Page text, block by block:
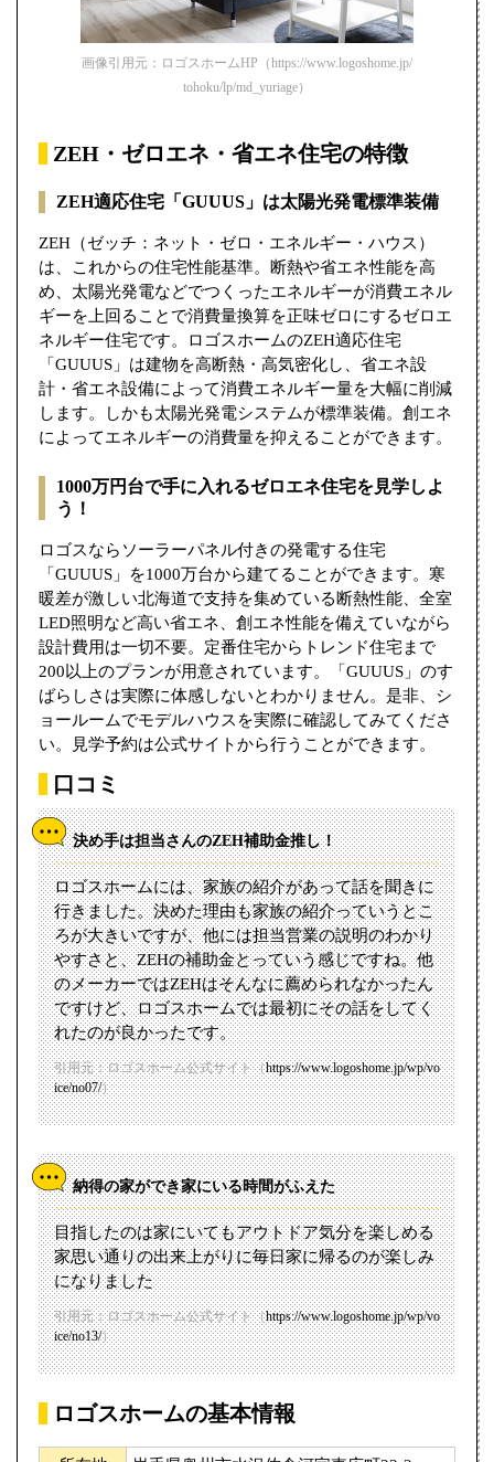
画像引用元：ロゴスホームHP（https://www.logoshome.jp/
tohoku/lp/md_yuriage）
ZEH・ゼロエネ・省エネ住宅の特徴
ZEH適応住宅「GUUUS」は太陽光発電標準装備
ZEH（ゼッチ：ネット・ゼロ・エネルギー・ハウス）
は、これからの住宅性能基準。断熱や省エネ性能を高
め、太陽光発電などでつくったエネルギーが消費エネル
ギーを上回ることで消費量換算を正味ゼロにするゼロエ
ネルギー住宅です。ロゴスホームのZEH適応住宅
「GUUUS」は建物を高断熱・高気密化し、省エネ設
計・省エネ設備によって消費エネルギー量を大幅に削減
します。しかも太陽光発電システムが標準装備。創エネ
によってエネルギーの消費量を抑えることができます。
1000万円台で手に入れるゼロエネ住宅を見学しよ
う！
ロゴスならソーラーパネル付きの発電する住宅
「GUUUS」を1000万台から建てることができます。寒
暖差が激しい北海道で支持を集めている断熱性能、全室
LED照明など高い省エネ、創エネ性能を備えていながら
設計費用は一切不要。定番住宅からトレンド住宅まで
200以上のプランが用意されています。「GUUUS」のす
ばらしさは実際に体感しないとわかりません。是非、シ
ョールームでモデルハウスを実際に確認してみてくださ
い。見学予約は公式サイトから行うことができます。
口コミ
決め手は担当さんのZEH補助金推し！
ロゴスホームには、家族の紹介があって話を聞きに
行きました。決めた理由も家族の紹介っていうとこ
ろが大きいですが、他には担当営業の説明のわかり
やすさと、ZEHの補助金とっていう感じですね。他
のメーカーではZEHはそんなに薦められなかったん
ですけど、ロゴスホームでは最初にその話をしてく
れたのが良かったです。
引用元：ロゴスホーム公式サイト（https://www.logoshome.jp/wp/vo
ice/no07/）
納得の家ができ家にいる時間がふえた
目指したのは家にいてもアウトドア気分を楽しめる
家思い通りの出来上がりに毎日家に帰るのが楽しみ
になりました
引用元：ロゴスホーム公式サイト（https://www.logoshome.jp/wp/vo
ice/no13/）
ロゴスホームの基本情報